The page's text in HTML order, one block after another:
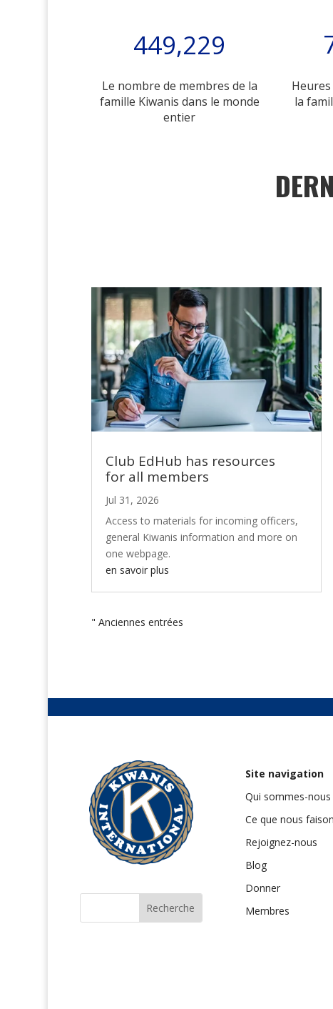
449,229
Le nombre de membres de la
famille Kiwanis dans le monde
entier
la
Club EdHub has resources
for all members
Jul 31, 2026
Access to materials for incoming officers,
general Kiwanis information and more on
one webpage.
en savoir plus
" Anciennes entrées
Site navigation
Qui sommes-nous
Ce que nous
Rejoignez-nous
Blog
Donner
Membres